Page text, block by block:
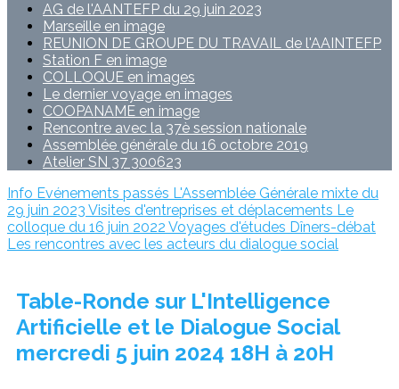
AG de l'AANTEFP du 29 juin 2023
Marseille en image
REUNION DE GROUPE DU TRAVAIL de l'AAINTEFP
Station F en image
COLLOQUE en images
Le dernier voyage en images
COOPANAME en image
Rencontre avec la 37è session nationale
Assemblée générale du 16 octobre 2019
Atelier SN 37 300623
Info Evénements passés L'Assemblée Générale mixte du
29 juin 2023 Visites d'entreprises et déplacements Le
colloque du 16 juin 2022 Voyages d'études Dîners-débat
Les rencontres avec les acteurs du dialogue social
Table-Ronde sur L'Intelligence
Artificielle et le Dialogue Social
mercredi 5 juin 2024 18H à 20H